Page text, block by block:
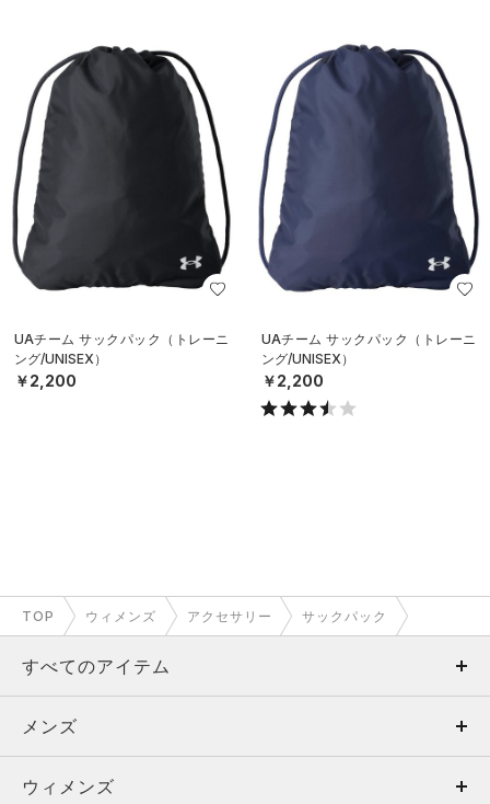
UAチーム サックパック（トレーニ
ング/UNISEX）
￥2,200
UAチーム サックパック（トレーニ
ング/UNISEX）
￥2,200
TOP ウィメンズ アクセサリー サックパック
すべてのアイテム
メンズ
ウィメンズ
メンズ
トップス
ウィメンズ